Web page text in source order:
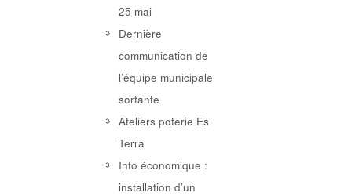
25 mai
Dernière
communication de
l’équipe municipale
sortante
Ateliers poterie Es
Terra
Info économique :
installation d’un